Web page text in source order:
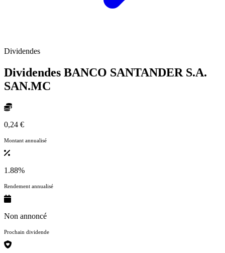
Dividendes
Dividendes BANCO SANTANDER S.A.
SAN.MC
0,24 €
Montant annualisé
1.88%
Rendement annualisé
Non annoncé
Prochain dividende